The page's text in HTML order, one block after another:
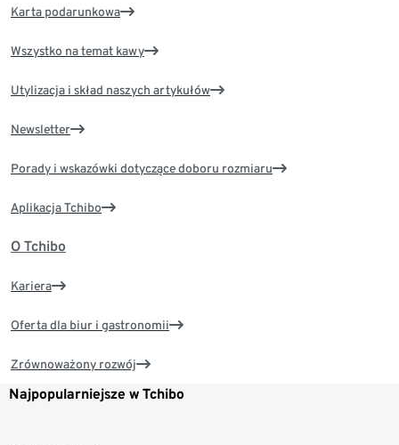
Karta podarunkowa
Wszystko na temat kawy
Utylizacja i skład naszych artykułów
Newsletter
Porady i wskazówki dotyczące doboru rozmiaru
Aplikacja Tchibo
O Tchibo
Kariera
Oferta dla biur i gastronomii
Zrównoważony rozwój
Najpopularniejsze w Tchibo